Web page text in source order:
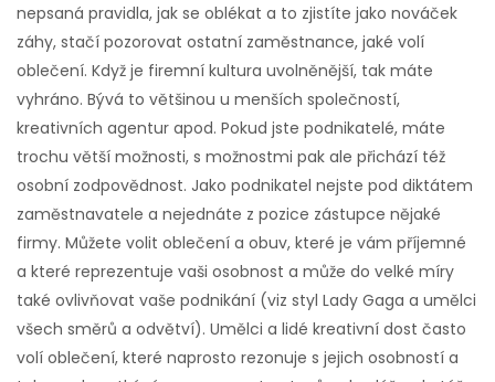
nepsaná pravidla, jak se oblékat a to zjistíte jako nováček
záhy, stačí pozorovat ostatní zaměstnance, jaké volí
oblečení. Když je firemní kultura uvolněnější, tak máte
vyhráno. Bývá to většinou u menších společností,
kreativních agentur apod. Pokud jste podnikatelé, máte
trochu větší možnosti, s možnostmi pak ale přichází též
osobní zodpovědnost. Jako podnikatel nejste pod diktátem
zaměstnavatele a nejednáte z pozice zástupce nějaké
firmy. Můžete volit oblečení a obuv, které je vám příjemné
a které reprezentuje vaši osobnost a může do velké míry
také ovlivňovat vaše podnikání (viz styl Lady Gaga a umělci
všech směrů a odvětví). Umělci a lidé kreativní dost často
volí oblečení, které naprosto rezonuje s jejich osobností a